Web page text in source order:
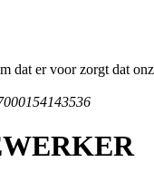
dat er voor zorgt dat